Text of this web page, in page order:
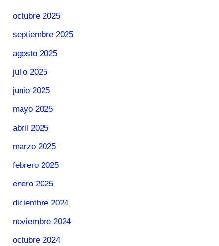
octubre 2025
septiembre 2025
agosto 2025
julio 2025
junio 2025
mayo 2025
abril 2025
marzo 2025
febrero 2025
enero 2025
diciembre 2024
noviembre 2024
octubre 2024